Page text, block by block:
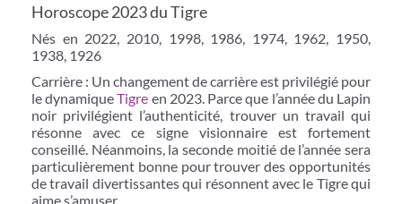
Horoscope 2023 du Tigre
Nés en 2022, 2010, 1998, 1986, 1974, 1962, 1950,
1938, 1926
Carrière : Un changement de carrière est privilégié pour
le dynamiqueTigre en 2023. Parce que l’année du Lapin
noir privilégient l’authenticité, trouver un travail qui
résonne avec ce signe visionnaire est fortement
conseillé. Néanmoins, la seconde moitié de l’année sera
particulièrement bonne pour trouver des opportunités
de travail divertissantes qui résonnent avec le Tigre qui
aime s’amuser.